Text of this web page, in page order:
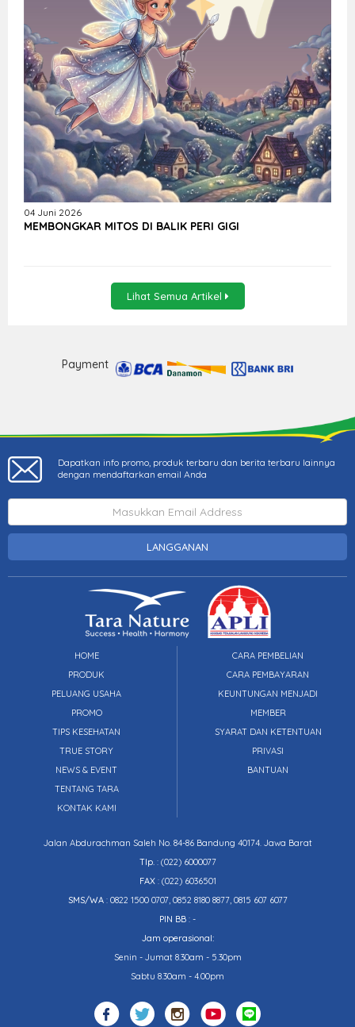
04 Juni 2026
MEMBONGKAR MITOS DI BALIK PERI GIGI
Lihat Semua Artikel
Payment
Dapatkan info promo, produk terbaru dan berita terbaru lainnya
dengan mendaftarkan email Anda
LANGGANAN
HOME
PRODUK
PELUANG USAHA
PROMO
TIPS KESEHATAN
TRUE STORY
NEWS & EVENT
TENTANG TARA
KONTAK KAMI
CARA PEMBELIAN
CARA PEMBAYARAN
KEUNTUNGAN MENJADI
MEMBER
SYARAT DAN KETENTUAN
PRIVASI
BANTUAN
Jalan Abdurachman Saleh No. 84-86 Bandung 40174. Jawa Barat
Tlp.: (022) 6000077
FAX: (022) 6036501
SMS/WA: 0822 1500 0707, 0852 8180 8877, 0815 607 6077
PIN BB : -
Jam operasional:
Senin - Jumat 8.30am - 5.30pm
Sabtu 8.30am - 4.00pm